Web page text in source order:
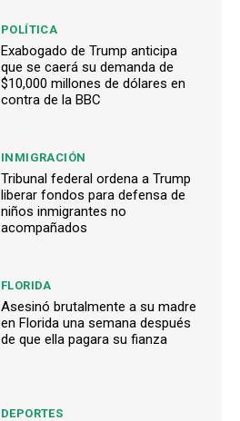
POLÍTICA
Exabogado de Trump anticipa
que se caerá su demanda de
$10,000 millones de dólares en
contra de la BBC
INMIGRACIÓN
Tribunal federal ordena a Trump
liberar fondos para defensa de
niños inmigrantes no
acompañados
FLORIDA
Asesinó brutalmente a su madre
en Florida una semana después
de que ella pagara su fianza
DEPORTES